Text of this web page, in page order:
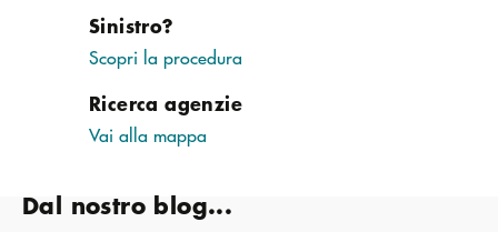
Sinistro?
Scopri la procedura
Ricerca agenzie
Vai alla mappa
Dal nostro blog...